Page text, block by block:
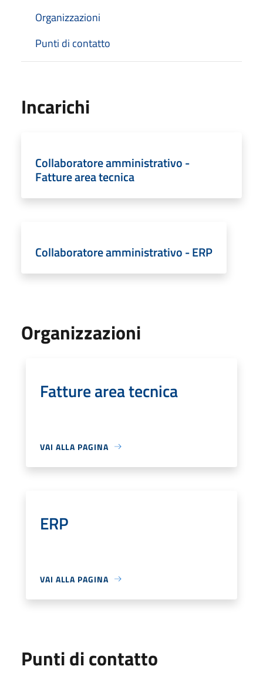
Organizzazioni
Punti di contatto
Incarichi
Collaboratore amministrativo -
Fatture area tecnica
Collaboratore amministrativo - ERP
Organizzazioni
Fatture area tecnica
VAI ALLA PAGINA
ERP
VAI ALLA PAGINA
Punti di contatto